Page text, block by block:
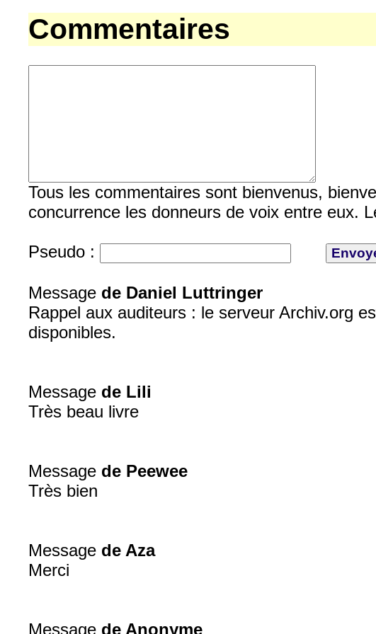
Commentaires
Tous les commentaires sont bienvenus,
concurrence les donneurs de voix entre eux.
Pseudo :
Message de Daniel Luttringer
Rappel aux auditeurs : le serveur Archiv.org
disponibles.
Message de Lili
Très beau livre
Message de Peewee
Très bien
Message de Aza
Merci
Message de Anonyme